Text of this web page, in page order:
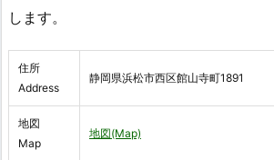
します。
住所
Address
静岡県浜松市西区館山寺町1891
地図
Map
地図(Map)